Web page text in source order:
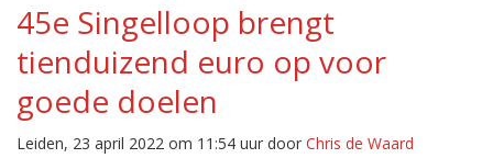
45e Singelloop brengt
tienduizend euro op voor
goede doelen
Leiden, 23 april 2022 om 11:54 uur door Chris de Waard